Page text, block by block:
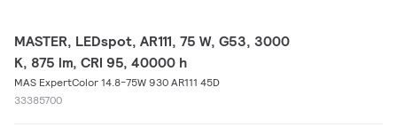
MASTER, LEDspot, AR111, 75 W, G53, 3000
K, 875 lm, CRI 95, 40000 h
MAS ExpertColor 14.8-75W 930 AR111 45D
33385700